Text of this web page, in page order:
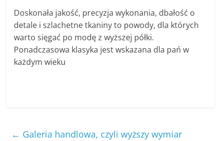
Doskonała jakość, precyzja wykonania, dbałość o
detale i szlachetne tkaniny to powody, dla których
warto sięgać po modę z wyższej półki.
Ponadczasowa klasyka jest wskazana dla pań w
każdym wieku
← Galeria handlowa, czyli wyższy wymiar